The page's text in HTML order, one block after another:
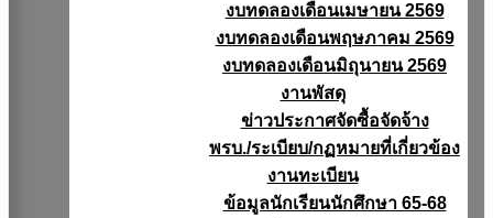
งบทดลองเดือนเมษายน 2569
งบทดลองเดือนพฤษภาคม 2569
งบทดลองเดือนมิถุนายน 2569
งานพัสดุ
ข่าวประกาศจัดซื้อจัดจ้าง
พรบ./ระเบียบ/กฏหมายที่เกี่ยวข้อง
งานทะเบียน
ข้อมูลนักเรียนนักศึกษา 65-68